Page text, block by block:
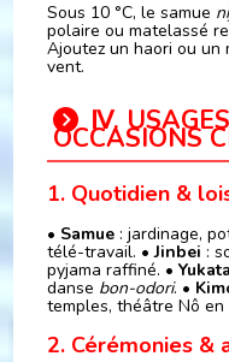
Sous 10 °C, le samue
polaire ou matelassé
Ajoutez un haori ou un
vent.
Ⅳ.
OCCASIONS
1. Quotidien &
• Samue : jardinage,
télé-travail. •Jinbei :
pyjama raffiné. •Yukata
danse bon-odori. •
temples, théâtre Nô
2. Cérémonies &